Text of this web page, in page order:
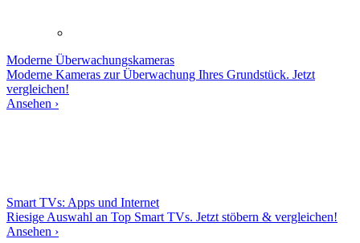
Moderne Überwachungskameras
Moderne Kameras zur Überwachung Ihres Grundstück. Jetzt
vergleichen!
Ansehen ›
Smart TVs: Apps und Internet
Riesige Auswahl an Top Smart TVs. Jetzt stöbern & vergleichen!
Ansehen ›